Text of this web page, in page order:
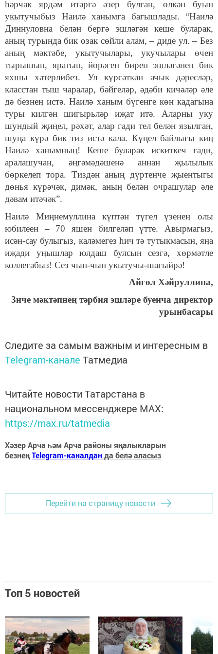
һәрчак ярдәм итәргә әзер булган, өлкән буын
укытучыбыз Наилә ханымга багышлады. “Наилә
Диннуловна белән бергә эшләгән кеше буларак,
аның турында бик озак сөйли алам, – диде ул. – Без
аның мәктәбе, укытучылары, укучылары өчен
тырышып, яратып, йөрәген биреп эшләгәнен бик
яхшы хәтерлибез. Ул күрсәткән ачык дәресләр,
класстан тыш чаралар, бәйгеләр, әдәби кичәләр әле
дә безнең истә. Наилә ханым бүгенге көн кадагына
туры килгән шигырьләр иҗат итә. Аларны уку
шундый җиңел, рәхәт, алар гади тел белән язылган,
шуңа күрә бик тиз истә кала. Күңел байлыгы киң
Наилә ханымның! Кеше буларак искиткеч гади,
аралашучан, әңгәмәдәшенә аннан җылылык
бөркелеп тора. Тиздән аның дүртенче җыентыгы
дөнья күрәчәк, димәк, аның белән очрашулар әле
дәвам итәчәк”.
Наилә Миңнемуллина күптән түгел үзенең олы
юбилеен – 70 яшен билгеләп үтте. Авырмагыз,
исән-сау булыгыз, каләмегез һич тә тутыкмасын, яңа
иҗади уңышлар юлдаш булсын сезгә, хөрмәтле
коллегабыз! Сез чып-чын укытучы-шагыйрә!
Айгөл Хәйруллина,
3нче мәктәпнең тәрбия эшләре буенча директор
урынбасары
Следите за самым важным и интересным в
Telegram-канале Татмедиа
Читайте новости Татарстана в
национальном мессенджере MАХ:
https://max.ru/tatmedia
Хәзер Арча һәм Арча районы яңалыкларын
безнеңTelegram-каналданда белә аласыз
Перейти на страницу новости
Топ 5 новостей